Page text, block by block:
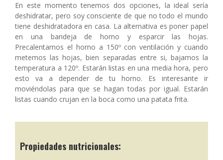
En este momento tenemos dos opciones, la ideal sería
deshidratar, pero soy consciente de que no todo el mundo
tiene deshidratadora en casa. La alternativa es poner papel
en una bandeja de horno y esparcir las hojas.
Precalentamos el horno a 150º con ventilación y cuando
metemos las hojas, bien separadas entre si, bajamos la
temperatura a 120º. Estarán listas en una media hora, pero
esto va a depender de tu horno. Es interesante ir
moviéndolas para que se hagan todas por igual. Estarán
listas cuando crujan en la boca como una patata frita.
Propiedades nutricionales: